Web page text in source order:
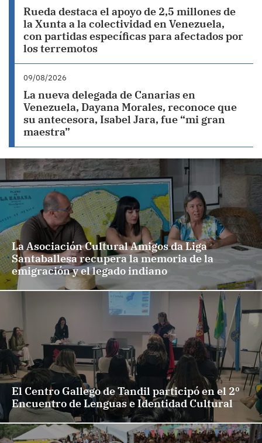
Rueda destaca el apoyo de 2,5 millones de
la Xunta a la colectividad en Venezuela,
con partidas específicas para afectados por
los terremotos
09/08/2026
La nueva delegada de Canarias en
Venezuela, Dayana Morales, reconoce que
su antecesora, Isabel Jara, fue “mi gran
maestra”
La Asociación Cultural Amigos da Liga
Santaballesa recupera la memoria de la
emigración y el legado indiano
El Centro Gallego de Tandil participó en el 2º
Encuentro de Lenguas e Identidad Cultural